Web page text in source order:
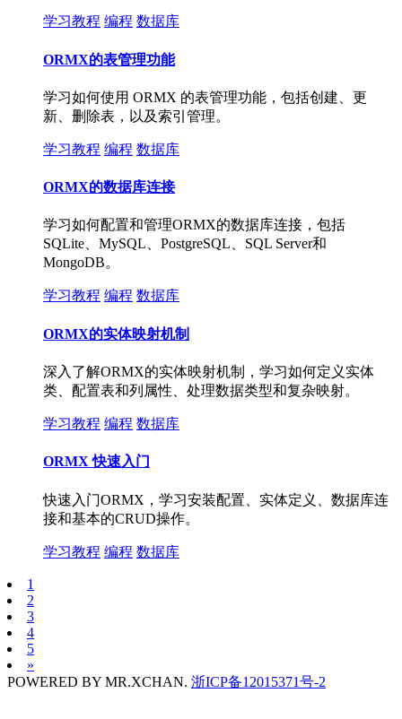
学习教程 编程 数据库
ORMX的表管理功能
学习如何使用 ORMX 的表管理功能，包括创建、更
新、删除表，以及索引管理。
学习教程 编程 数据库
ORMX的数据库连接
学习如何配置和管理ORMX的数据库连接，包括
SQLite、MySQL、PostgreSQL、SQL Server和
MongoDB。
学习教程 编程 数据库
ORMX的实体映射机制
深入了解ORMX的实体映射机制，学习如何定义实体
类、配置表和列属性、处理数据类型和复杂映射。
学习教程 编程 数据库
ORMX 快速入门
快速入门ORMX，学习安装配置、实体定义、数据库连
接和基本的CRUD操作。
学习教程 编程 数据库
1
2
3
4
5
»
POWERED BY MR.XCHAN. 浙ICP备12015371号-2